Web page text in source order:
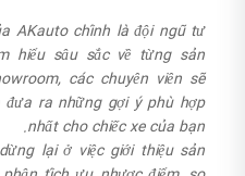
AKauto chính là đội ngũ tư
hiểu sâu sắc về từng sản
các chuyên viên sẽ
ra những gợi ý phù hợp
nhất cho chiếc xe của bạn.
lại ở việc giới thiệu sản